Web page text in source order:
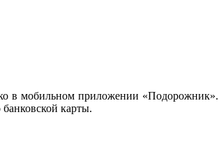
в мобильном приложении
карты.